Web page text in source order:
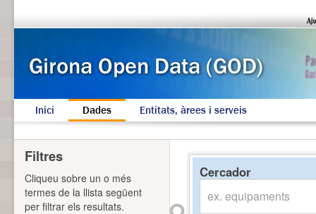
Inici Dades Entitats, àrees i serveis
Cercador
Filtres
Cliqueu sobre un o més
termes de la llista següent
per filtrar els resultats.